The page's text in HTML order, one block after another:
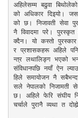
अहिलेसम्म बढुवा
को अधिकार दिइयो।
को छ। निजावती सेवा
नै विवादमा परे। पुरस्कृत
क्दैन। यो कस्तो पुरस्कार
र प्रशासकहरू अहिले
न्त्र लथालिङ्ग भएको
संविधानपछि नयाँ ऐन
हिले समायोजन नै
सले नेपालको निजामती
छ। अहिले फेरि संघीय
चर्चाले पुरानै व्यथा त